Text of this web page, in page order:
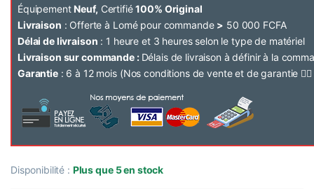
Équipement Neuf, Certifié100% Original
Livraison : Offerte à Lomé pour commande > 50 000 FCFA
Délai de livraison : 1 heure et 3 heures selon le type de matériel
Livraison sur commande : Délais de livraison à définir à la
Garantie: 6 à 12 mois (Nos conditions de vente et de garantie 👉🏽
Disponibilité : Plus que 5 en stock